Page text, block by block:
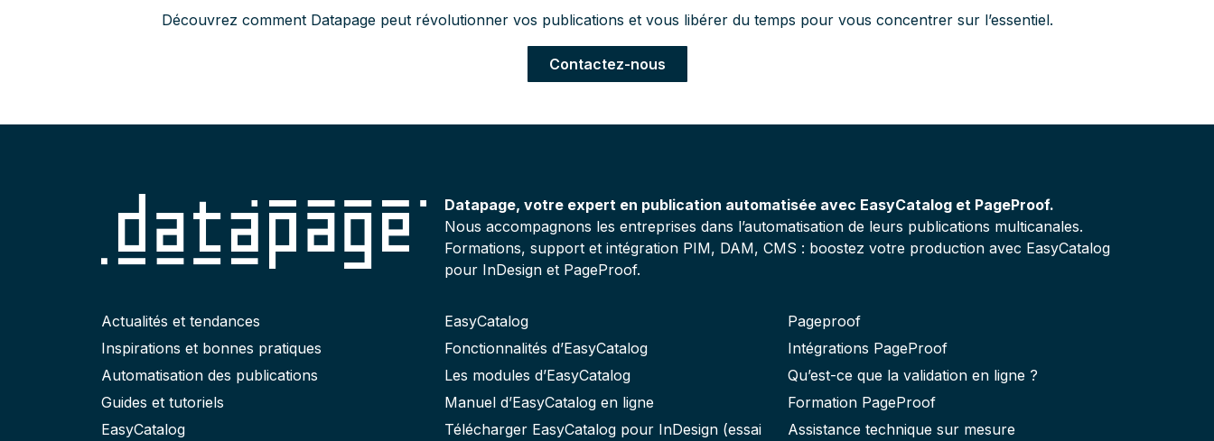
Découvrez comment Datapage peut révolutionner vos publications et vous libérer du temps pour vous concentrer sur l’essentiel.
Contactez-nous
Datapage, votre expert en publication automatisée avec EasyCatalog et PageProof.
Nous accompagnons les entreprises dans l’automatisation de leurs publications multicanales.
Formations, support et intégration PIM, DAM, CMS : boostez votre production avec EasyCatalog
pour InDesign et PageProof.
Actualités et tendances
Inspirations et bonnes pratiques
Automatisation des publications
Guides et tutoriels
EasyCatalog
EasyCatalog
Fonctionnalités d’EasyCatalog
Les modules d’EasyCatalog
Manuel d’EasyCatalog en ligne
Télécharger EasyCatalog pour InDesign (essai
Pageproof
Intégrations PageProof
Qu’est-ce que la validation en ligne ?
Formation PageProof
Assistance technique sur mesure